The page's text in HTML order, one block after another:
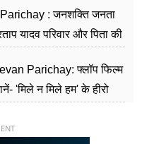
: जनशक्ति जनता
यादव परिवार और पिता की
Parichay: फ्लॉप फिल्म
'मिले न मिले हम' के हीरो